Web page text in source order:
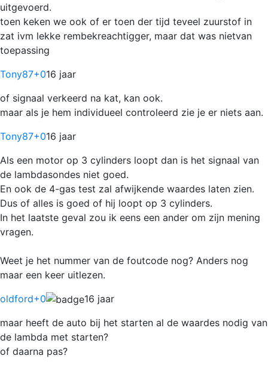
uitgevoerd.
toen keken we ook of er toen der tijd teveel zuurstof in
zat ivm lekke rembekreachtigger, maar dat was nietvan
toepassing
Tony87+016 jaar
of signaal verkeerd na kat, kan ook.
maar als je hem individueel controleerd zie je er niets aan.
Tony87+016 jaar
Als een motor op 3 cylinders loopt dan is het signaal van
de lambdasondes niet goed.
En ook de 4-gas test zal afwijkende waardes laten zien.
Dus of alles is goed of hij loopt op 3 cylinders.
In het laatste geval zou ik eens een ander om zijn mening
vragen.
Weet je het nummer van de foutcode nog? Anders nog
maar een keer uitlezen.
oldford+0
16 jaar
maar heeft de auto bij het starten al de waardes nodig van
de lambda met starten?
of daarna pas?